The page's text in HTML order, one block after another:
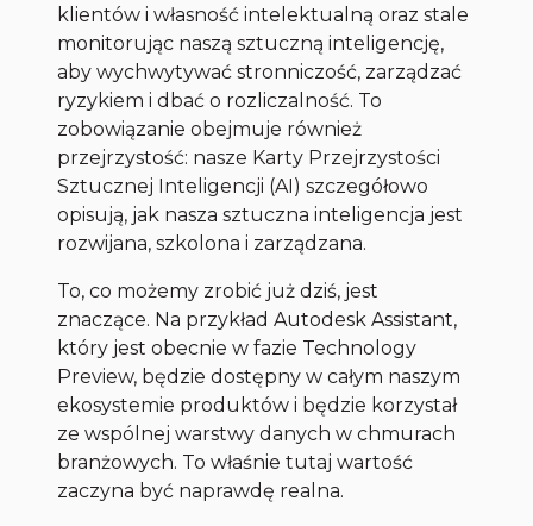
klientów i własność intelektualną oraz stale
monitorując naszą sztuczną inteligencję,
aby wychwytywać stronniczość, zarządzać
ryzykiem i dbać o rozliczalność. To
zobowiązanie obejmuje również
przejrzystość: nasze Karty Przejrzystości
Sztucznej Inteligencji (AI) szczegółowo
opisują, jak nasza sztuczna inteligencja jest
rozwijana, szkolona i zarządzana.
To, co możemy zrobić już dziś, jest
znaczące. Na przykład Autodesk Assistant,
który jest obecnie w fazie Technology
Preview, będzie dostępny w całym naszym
ekosystemie produktów i będzie korzystał
ze wspólnej warstwy danych w chmurach
branżowych. To właśnie tutaj wartość
zaczyna być naprawdę realna.